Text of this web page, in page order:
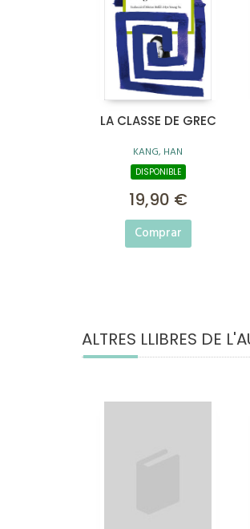
LA CLASSE DE GREC
KANG, HAN
DISPONIBLE
19,90 €
Comprar
ALTRES LLIBRES DE